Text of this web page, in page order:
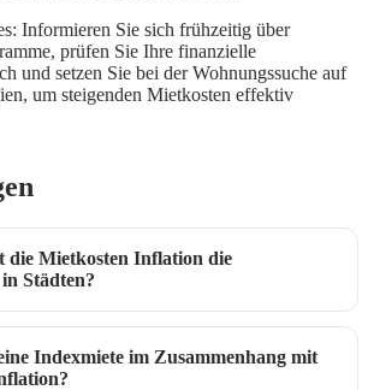
Informieren Sie sich frühzeitig über
prüfen Sie Ihre finanzielle
und setzen Sie bei der Wohnungssuche auf
um steigenden Mietkosten effektiv
die Mietkosten Inflation die
Städten?
Indexmiete im Zusammenhang mit